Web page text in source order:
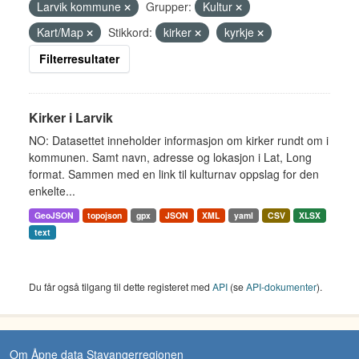
Larvik kommune
Grupper:
Kultur
Kart/Map
Stikkord: kirker
kyrkje
Filterresultater
Kirker i Larvik
NO: Datasettet inneholder informasjon om kirker rundt om i
kommunen. Samt navn, adresse og lokasjon i Lat, Long
format. Sammen med en link til kulturnav oppslag for den
enkelte...
GeoJSON topojson gpx JSON XML yaml CSV
XLSX
text
Du får også tilgang til dette registeret med API (seAPI-dokumenter).
Om Åpne data Stavangerregionen